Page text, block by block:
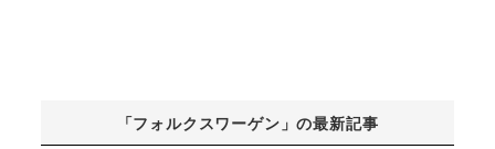
「フォルクスワーゲン」の最新記事